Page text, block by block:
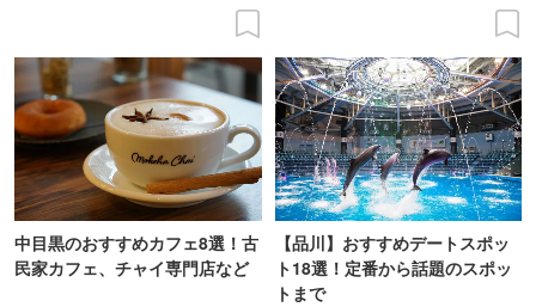
中目黒のおすすめカフェ8選！古
民家カフェ、チャイ専門店など
【品川】おすすめデートスポッ
ト18選！定番から話題のスポッ
トまで